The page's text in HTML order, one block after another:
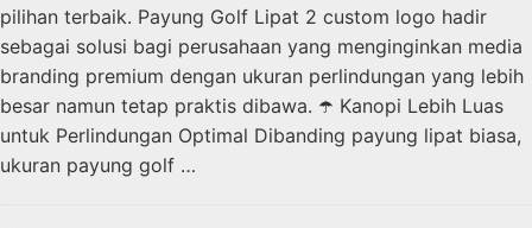
pilihan terbaik. Payung Golf Lipat 2 custom logo hadir
sebagai solusi bagi perusahaan yang menginginkan media
branding premium dengan ukuran perlindungan yang lebih
besar namun tetap praktis dibawa. ☂️ Kanopi Lebih Luas
untuk Perlindungan Optimal Dibanding payung lipat biasa,
ukuran payung golf …